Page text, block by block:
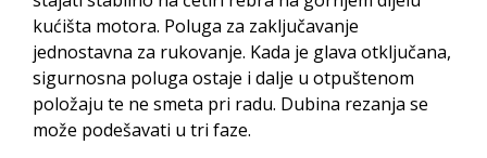
kućišta motora. Poluga za zaključavanje
jednostavna za rukovanje. Kada je glava otključana,
sigurnosna poluga ostaje i dalje u otpuštenom
položaju te ne smeta pri radu. Dubina rezanja se
može podešavati u tri faze.